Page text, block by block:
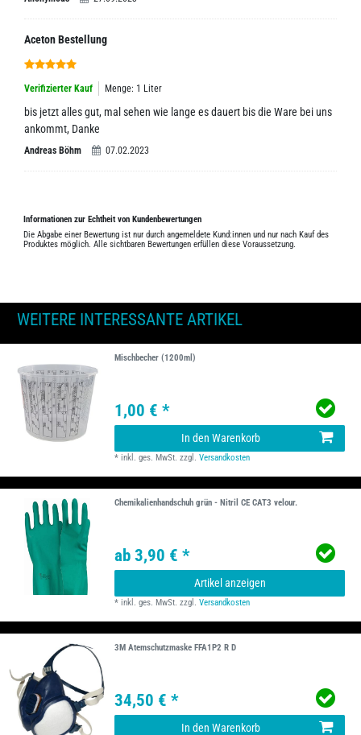
Aceton Bestellung
Verifizierter Kauf Menge: 1 Liter
bis jetzt alles gut, mal sehen wie lange es dauert bis die Ware bei uns
ankommt, Danke
Andreas Böhm 07.02.2023
Informationen zur Echtheit von Kundenbewertungen
Die Abgabe einer Bewertung ist nur durch angemeldete Kund:innen und nur nach Kauf des
Produktes möglich. Alle sichtbaren Bewertungen erfüllen diese Voraussetzung.
WEITERE INTERESSANTE ARTIKEL
Mischbecher (1200ml)
1,00 € *
In den Warenkorb
*inkl. ges. MwSt. zzgl.Versandkosten
Chemikalienhandschuh grün - Nitril CE CAT3 velour.
ab 3,90 € *
Artikel anzeigen
*inkl. ges. MwSt. zzgl.Versandkosten
3M Atemschutzmaske FFA1P2 R D
34,50 € *
In den Warenkorb